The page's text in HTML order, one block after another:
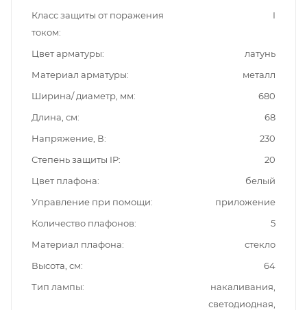
Класс защиты от поражения
током
I
Цвет арматуры
латунь
Материал арматуры
металл
Ширина/ диаметр, мм
680
Длина, см
68
Напряжение, В
230
Степень защиты IP
20
Цвет плафона
белый
Управление при помощи
приложение
Количество плафонов
5
Материал плафона
стекло
Высота, см
64
Тип лампы
накаливания,
светодиодная,